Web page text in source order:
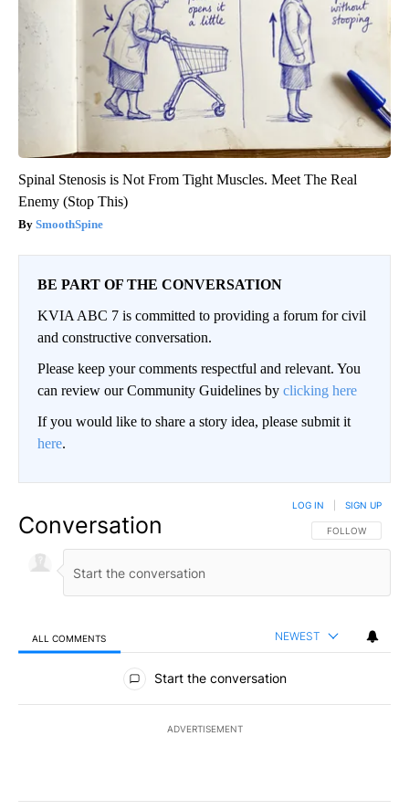
Spinal Stenosis is Not From Tight Muscles. Meet The Real
Enemy (Stop This)
SmoothSpine
BE PART OF THE CONVERSATION
KVIA ABC 7 is committed to providing a forum for civil
and constructive conversation.
Please keep your comments respectful and relevant. You
can review our Community Guidelines by clicking here
If you would like to share a story idea, please submit it
here.
Conversation FOLLOW THIS
FOLLOW
LOG IN SIGN UP
ALL COMMENTS NEWEST
All Comments
Start the conversation
ADVERTISEMENT